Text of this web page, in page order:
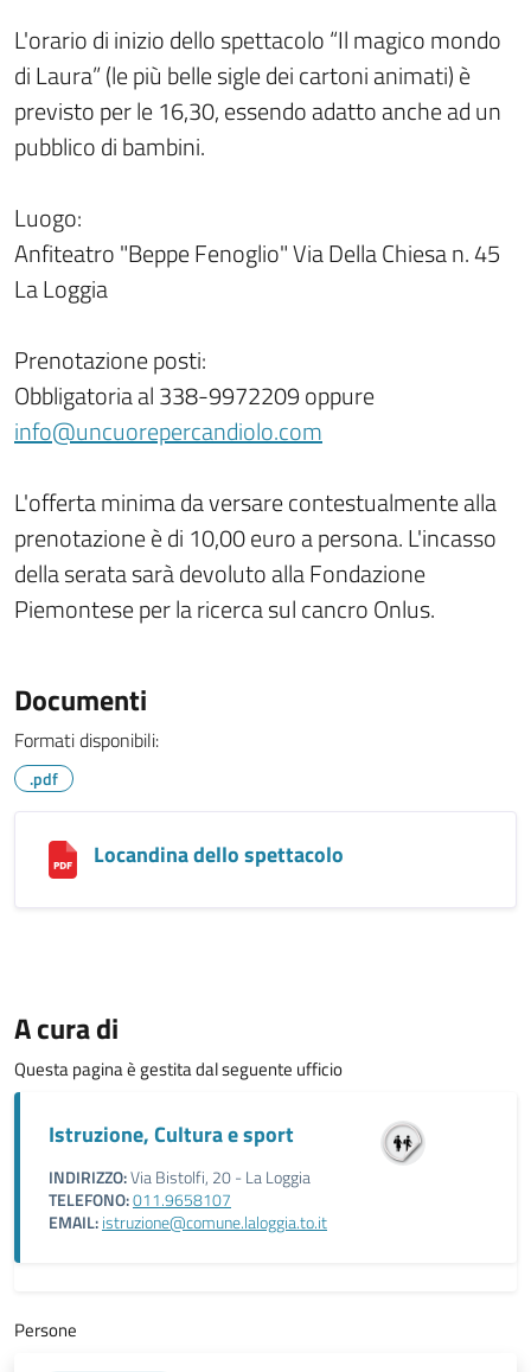
L'orario di inizio dello spettacolo “Il magico mondo
di Laura” (le più belle sigle dei cartoni animati) è
previsto per le 16,30, essendo adatto anche ad un
pubblico di bambini.
Luogo:
Anfiteatro "Beppe Fenoglio" Via Della Chiesa n. 45
La Loggia
Prenotazione posti:
Obbligatoria al 338-9972209 oppure
info@uncuorepercandiolo.com
L'offerta minima da versare contestualmente alla
prenotazione è di 10,00 euro a persona. L'incasso
della serata sarà devoluto alla Fondazione
Piemontese per la ricerca sul cancro Onlus.
Documenti
Formati disponibili:
.pdf
Locandina dello spettacolo
A cura di
Questa pagina è gestita dal seguente ufficio
Istruzione, Cultura e sport
INDIRIZZO:Via Bistolfi, 20 - La Loggia
TELEFONO:011.9658107
EMAIL:istruzione@comune.laloggia.to.it
Persone